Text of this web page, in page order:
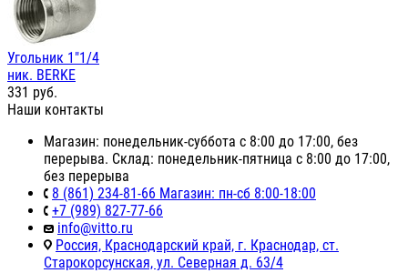
Угольник 1"1/4
ник. BERKE
331 руб.
Наши контакты
Магазин: понедельник-суббота с 8:00 до 17:00, без
перерыва. Склад: понедельник-пятница с 8:00 до 17:00,
без перерыва
8 (861) 234-81-66 Магазин: пн-сб 8:00-18:00
+7 (989) 827-77-66
info@vitto.ru
Россия, Краснодарский край, г. Краснодар, ст.
Старокорсунская, ул. Северная д. 63/4